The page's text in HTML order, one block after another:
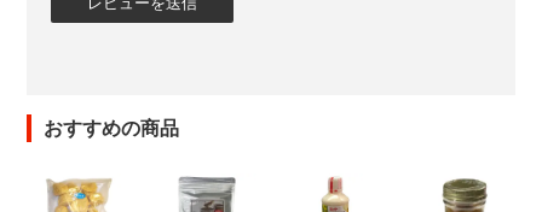
おすすめの商品